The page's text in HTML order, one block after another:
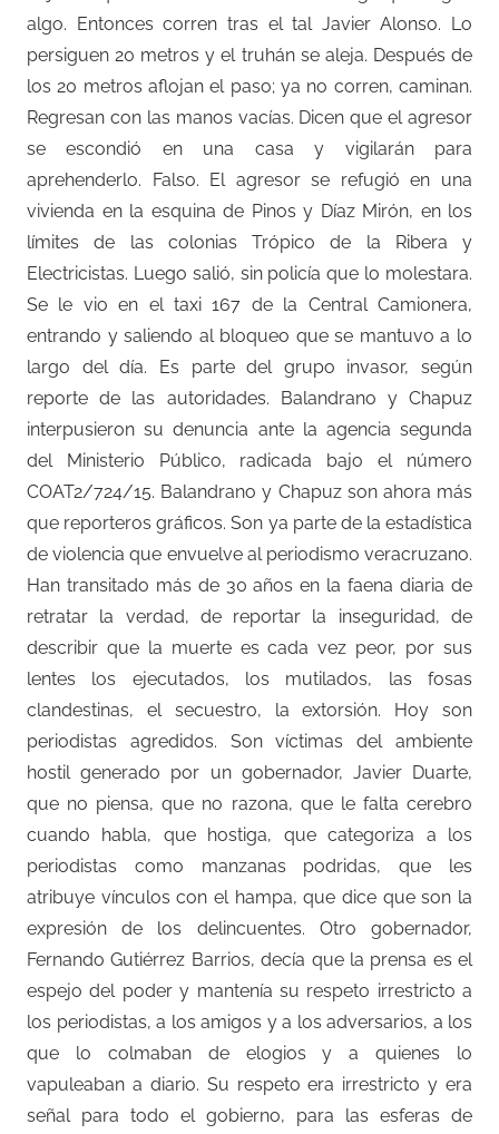
algo. Entonces corren tras el tal Javier Alonso. Lo
persiguen 20 metros y el truhán se aleja. Después de
los 20 metros aflojan el paso; ya no corren, caminan.
Regresan con las manos vacías. Dicen que el agresor
se escondió en una casa y vigilarán para
aprehenderlo. Falso. El agresor se refugió en una
vivienda en la esquina de Pinos y Díaz Mirón, en los
límites de las colonias Trópico de la Ribera y
Electricistas. Luego salió, sin policía que lo molestara.
Se le vio en el taxi 167 de la Central Camionera,
entrando y saliendo al bloqueo que se mantuvo a lo
largo del día. Es parte del grupo invasor, según
reporte de las autoridades. Balandrano y Chapuz
interpusieron su denuncia ante la agencia segunda
del Ministerio Público, radicada bajo el número
COAT2/724/15. Balandrano y Chapuz son ahora más
que reporteros gráficos. Son ya parte de la estadística
de violencia que envuelve al periodismo veracruzano.
Han transitado más de 30 años en la faena diaria de
retratar la verdad, de reportar la inseguridad, de
describir que la muerte es cada vez peor, por sus
lentes los ejecutados, los mutilados, las fosas
clandestinas, el secuestro, la extorsión. Hoy son
periodistas agredidos. Son víctimas del ambiente
hostil generado por un gobernador, Javier Duarte,
que no piensa, que no razona, que le falta cerebro
cuando habla, que hostiga, que categoriza a los
periodistas como manzanas podridas, que les
atribuye vínculos con el hampa, que dice que son la
expresión de los delincuentes. Otro gobernador,
Fernando Gutiérrez Barrios, decía que la prensa es el
espejo del poder y mantenía su respeto irrestricto a
los periodistas, a los amigos y a los adversarios, a los
que lo colmaban de elogios y a quienes lo
vapuleaban a diario. Su respeto era irrestricto y era
señal para todo el gobierno, para las esferas de